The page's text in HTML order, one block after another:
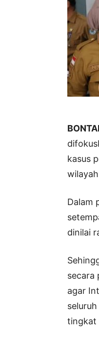
kasus
Dalam
dinilai
secara
agar
tingkat